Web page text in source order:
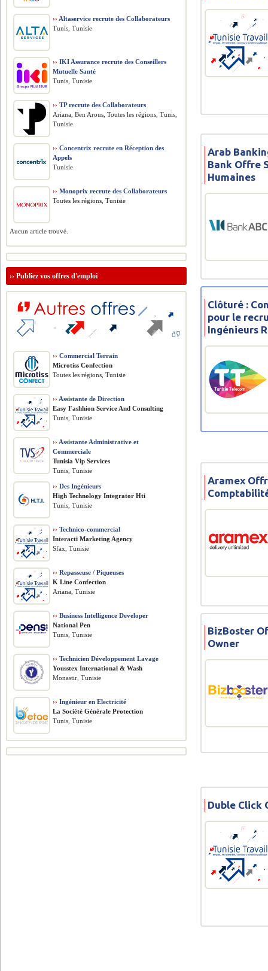
Arab
Bank Offre
Humaines
Clôturé :
pour le
Ingénieurs
Aramex
BizBoster
Owner
Duble Click
›› Altaservice recrute des Collaborateurs
Tunis, Tunisie
›› IKI Assurance recrute des Conseillers
Mutuelle Santé
Tunis, Tunisie
›› TP recrute des Collaborateurs
Ariana, Ben Arous, Toutes les régions, Tunis,
Tunisie
›› Concentrix recrute en Réception des
Appels
Tunisie
›› Monoprix recrute des Collaborateurs
Toutes les régions, Tunisie
Aucun article trouvé.
››Publiez vos offres d'emploi
›› Commercial Terrain
Microtiss Confection
Toutes les régions, Tunisie
›› Assistante de Direction
Easy Fashhion Service And Consulting
Tunis, Tunisie
›› Assistante Administrative et
Commerciale
Tunisia Vip Services
Tunis, Tunisie
›› Des Ingénieurs
High Technology Integrator Hti
Tunis, Tunisie
›› Technico-commercial
Interacti Marketing Agency
Sfax, Tunisie
›› Repasseuse / Piqueuses
K Line Confection
Ariana, Tunisie
›› Business Intelligence Developer
National Pen
Tunis, Tunisie
›› Technicien Développement Lavage
Yousstex International & Wash
Monastir, Tunisie
›› Ingénieur en Electricité
La Société Générale Protection
Tunis, Tunisie